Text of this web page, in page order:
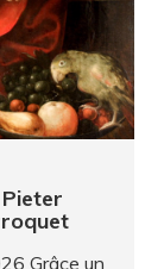
Grâce un